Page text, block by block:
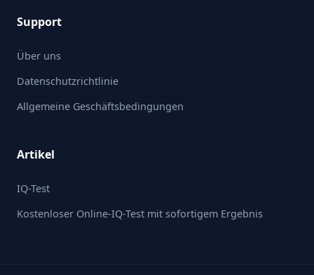
Support
Über uns
Datenschutzrichtlinie
Allgemeine Geschäftsbedingungen
Artikel
IQ-Test
Kostenloser Online-IQ-Test mit sofortigem Ergebnis